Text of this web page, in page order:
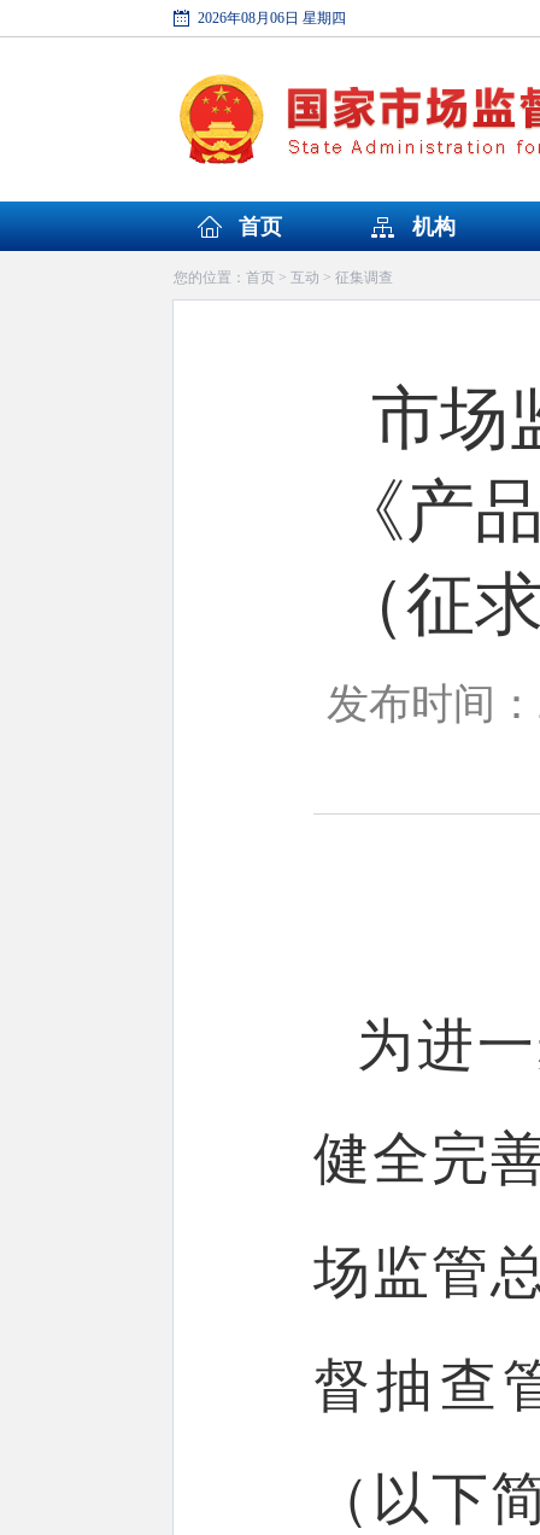
2026年08月06日 星期四
首页 机构
您的位置： 首页> 互动 > 征集调查
市场
《产
（征
发布时间
为进
健全完
场监管
督抽查
（以下